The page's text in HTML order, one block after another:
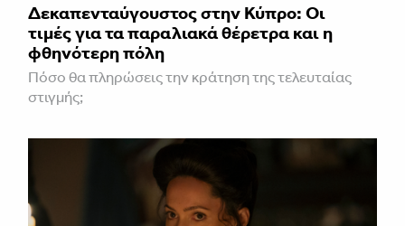
Δεκαπενταύγουστος στην Κύπρο: Οι
τιμές για τα παραλιακά θέρετρα και η
φθηνότερη πόλη
Πόσο θα πληρώσεις την κράτηση της τελευταίας
στιγμής;